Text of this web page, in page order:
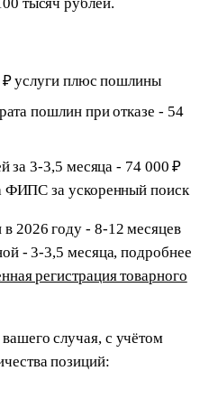
услуги плюс пошлины
пошлин при отказе - 54
за 3-3,5 месяца - 74 000 ₽
ФИПС за ускоренный поиск
2026 году - 8-12 месяцев
- 3-3,5 месяца, подробнее
регистрация товарного
случая, с учётом
позиций: